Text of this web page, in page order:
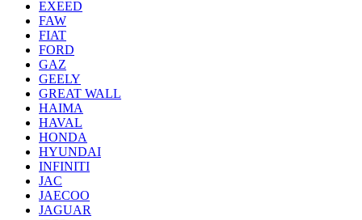
EXEED
FAW
FIAT
FORD
GAZ
GEELY
GREAT WALL
HAIMA
HAVAL
HONDA
HYUNDAI
INFINITI
JAC
JAECOO
JAGUAR